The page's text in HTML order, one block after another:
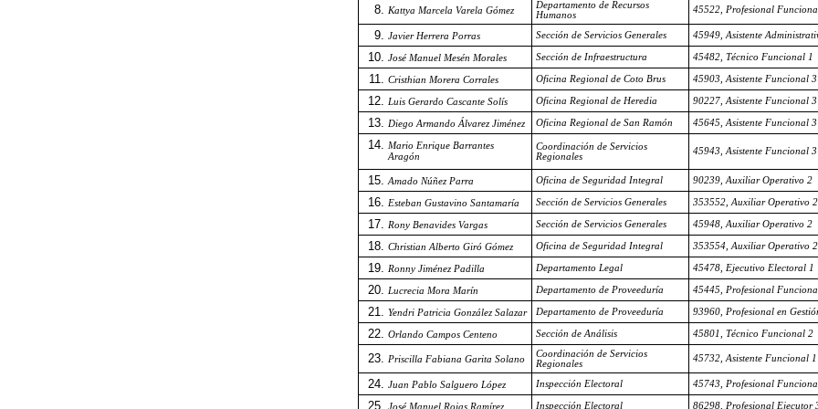
Kattya Marcela Varela Gómez
Departamento de Recursos
Humanos
45522, Profesional
Javier Herrera Porras Sección de Servicios Generales 45949, Asistente
José Manuel Mesén Morales Sección de Infraestructura 45482, Técnico Funcional 1
Cristhian Morera Corrales Oficina Regional de Coto Brus 45903, Asistente Funcional 3
Luis Gerardo Cascante Solís Oficina Regional de Heredia 90227, Asistente Funcional 3
Diego Armando Álvarez Jiménez Oficina Regional de San Ramón 45645, Asistente Funcional 3
Mario Enrique Barrantes
Aragón
Coordinación de Servicios
Regionales
45943, Asistente Funcional 3
Amado Núñez Parra Oficina de Seguridad Integral 90239, Auxiliar Operativo 2
Esteban Gustavino Santamaría Sección de Servicios Generales 353552, Auxiliar Operativo 2
Rony Benavides Vargas Sección de Servicios Generales 45948, Auxiliar Operativo 2
Christian Alberto Giró Gómez Oficina de Seguridad Integral 353554, Auxiliar Operativo 2
Ronny Jiménez Padilla Departamento Legal 45478, Ejecutivo Electoral 1
Lucrecia Mora Marín Departamento de Proveeduría 45445, Profesional
Yendri Patricia González Salazar Departamento de Proveeduría 93960, Profesional en
Orlando Campos Centeno Sección de Análisis 45801, Técnico Funcional 2
Priscilla Fabiana Garita Solano
Coordinación de Servicios
Regionales
45732, Asistente Funcional 1
Juan Pablo Salguero López Inspección Electoral 45743, Profesional
José Manuel Rojas Ramírez Inspección Electoral 86298, Profesional Ejecutor